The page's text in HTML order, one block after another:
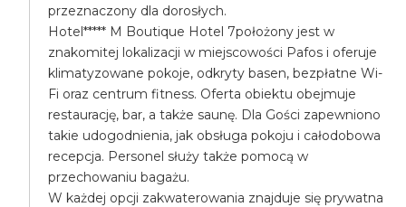
przeznaczony dla dorosłych.
Hotel***** M Boutique Hotel 7położony jest w
znakomitej lokalizacji w miejscowości Pafos i oferuje
klimatyzowane pokoje, odkryty basen, bezpłatne Wi-
Fi oraz centrum fitness. Oferta obiektu obejmuje
restaurację, bar, a także saunę. Dla Gości zapewniono
takie udogodnienia, jak obsługa pokoju i całodobowa
recepcja. Personel służy także pomocą w
przechowaniu bagażu.
W każdej opcji zakwaterowania znajduje się prywatna